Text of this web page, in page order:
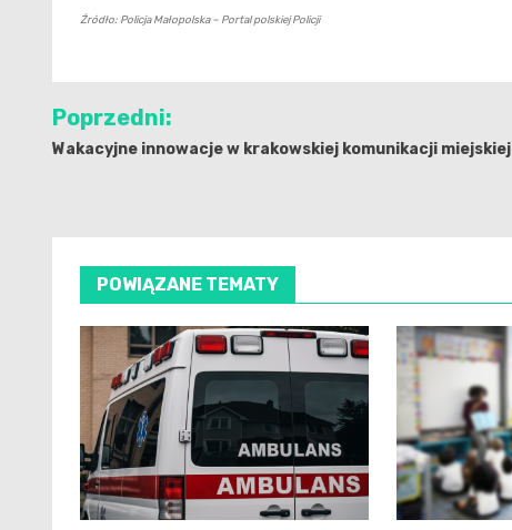
Źródło: Policja Małopolska – Portal polskiej Policji
Nawigacja
wpisu
Poprzedni:
Wakacyjne innowacje w krakowskiej komunikacji miejskiej
POWIĄZANE TEMATY